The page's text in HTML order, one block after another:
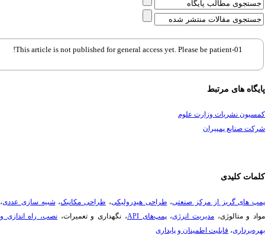
This article is not published for general access yet. Please be patient-01!
های مرتبط
نشریات وزارت علوم
صنایع پمپیران
کلیدی
های گریز از مرکز صنعتی، طراحی هیدرولیکی، طراحی مکانیک،شبیه سازی عددی،
و متالوژی،مدیریت انرژی،پمپ‌های API ، نگهداری و تعمیرات،نصب، راه ­اندازی و
،قابلیت اطمینان و پایداری